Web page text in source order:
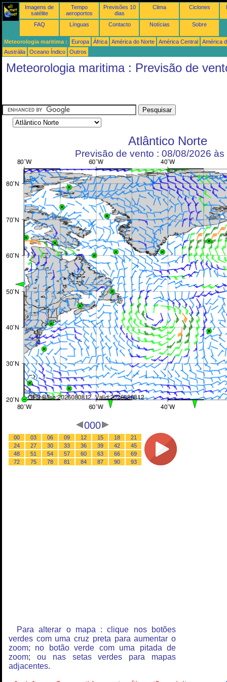
Imagens de
satélite
Tempo
aeroportos
Previsões 10
dias
Clima Ciclones
FAQ Línguas Contacto Notícias Sobre
Meteorologia maritima : Europa África América do Norte América Central
América
Austrália
Oceano Índico Outros
Meteorologia maritima : Previsão de
Atlântico Norte
Previsão de vento : 08/08/2026 às
000
00 03 06 09 12 15 18
21
24
27 30 33 36 39 42
45
48
51 54 57 60 63 66
69
72
75 78 81 84 87 90 93
Para alterar o mapa : clique nos botões
verdes com uma cruz preta para aumentar o
zoom; no botão verde com uma pitada de
zoom; ou nas setas verdes para mapas
adjacentes.